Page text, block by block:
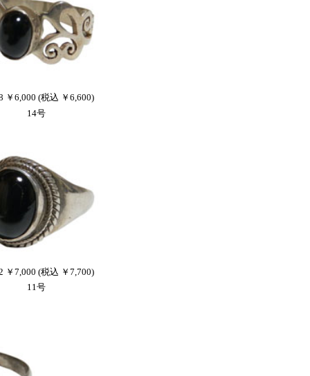
￥6,000 (税込 ￥6,600)
14号
￥7,000 (税込 ￥7,700)
11号